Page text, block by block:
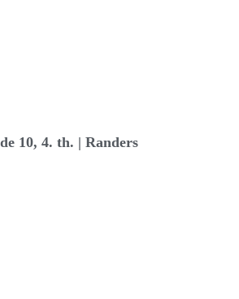
10, 4. th. | Randers